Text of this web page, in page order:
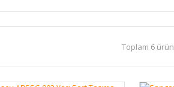
Toplam 6 ürün